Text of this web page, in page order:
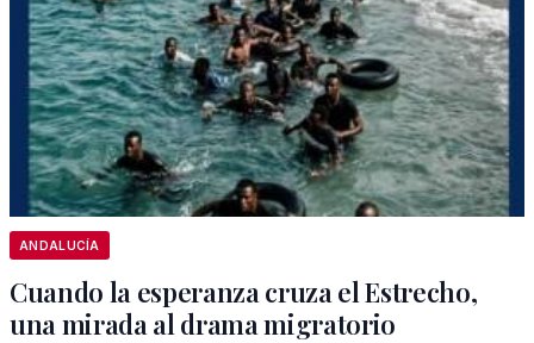
ANDALUCÍA
Cuando la esperanza cruza el Estrecho,
una mirada al drama migratorio